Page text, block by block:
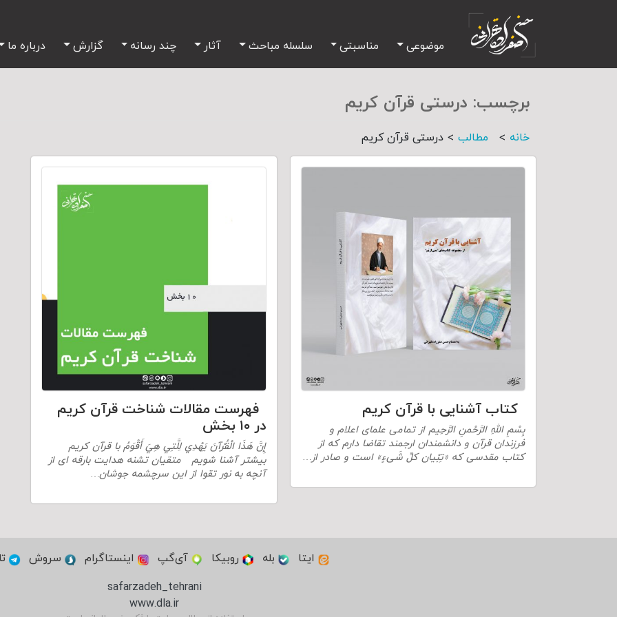
موضوعی مناسبتی سلسله مباحث آثار چند رسانه گزارش درباره ما
برچسب: درستی قرآن کریم
خانه > مطالب > درستی قرآن کریم
کتاب آشنایی با قرآن کریم
بِسْمِ اللهِ الرَّحْمنِ الرَّحِیم از تمامی علمای اعلام و
فرزندان قرآن و دانشمندان ارجمند تقاضا دارم که از
کتاب مقدسی که «تِبْیان کلِّ شَیءٍ» است و صادر از…
فهرست مقالات شناخت قرآن کریم
در ۱۰ بخش
إِنَّ هَذَا الْقُرْآنَ يَهْدِي لِلَّتِي هِيَ أَقْوَمُ با قرآن کریم
بیشتر آشنا شویم متقیان تشنه هدایت بارقه ای از
آنچه به نور تقوا از این سرچشمه جوشان…
ایتا بله روبیکا آی‌گپ اینستاگرام سروش
safarzadeh_tehrani
www.dla.ir